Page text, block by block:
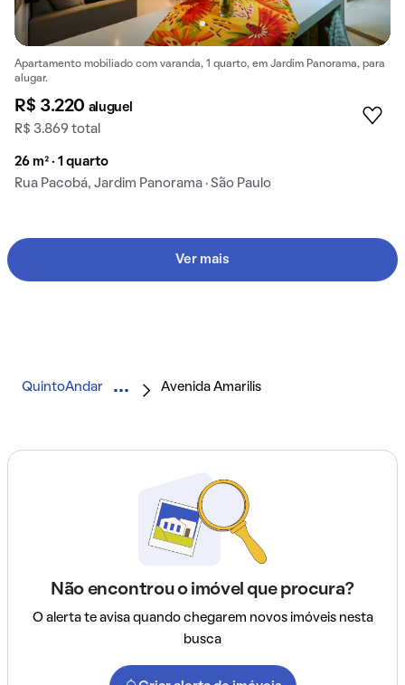
Apartamento mobiliado com varanda, 1 quarto, em Jardim Panorama, para
alugar.
R$ 3.220 aluguel
R$ 3.869 total
26 m² · 1 quarto
Rua Pacobá, Jardim Panorama · São Paulo
Ver mais
QuintoAndar Avenida Amarilis
Não encontrou o imóvel que procura?
O alerta te avisa quando chegarem novos imóveis nesta
busca